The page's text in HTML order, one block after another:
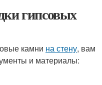
гипсовых
камни на стену, вам
и материалы: